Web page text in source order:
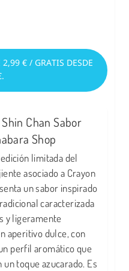
€ / GRATIS DESDE
Chan Sabor
Shop
limitada del
asociado a Crayon
un sabor inspirado
caracterizada
y ligeramente
aperitivo dulce, con
perfil aromático que
toque azucarado. Es